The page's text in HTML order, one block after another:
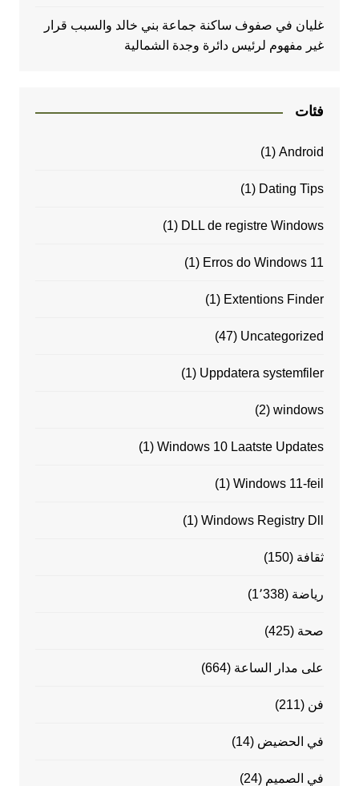
غليان في صفوف ساكنة جماعة بني خالد والسبب قرار
غير مفهوم لرئيس دائرة وجدة الشمالية
فئات
Android
(1)
Dating Tips
(1)
DLL de registre Windows
(1)
Erros do Windows 11
(1)
Extentions Finder
(1)
Uncategorized
(47)
Uppdatera systemfiler
(1)
windows
(2)
Windows 10 Laatste Updates
(1)
Windows 11-feil
(1)
Windows Registry Dll
(1)
ثقافة (150)
رياضة (1٬338)
صحة (425)
على مدار الساعة (664)
فن (211)
في الحضيض (14)
في الصميم (24)